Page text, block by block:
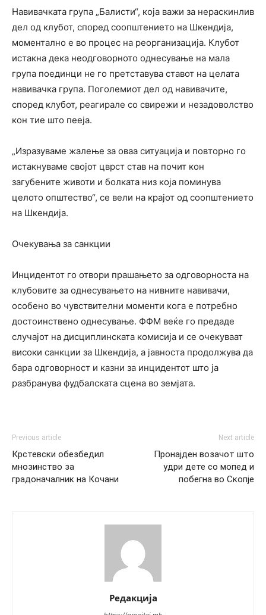
Навивачката група „Балисти“, која важи за нераскинлив
дел од клубот, според соопштението на Шкендија,
моментално е во процес на реорганизација. Клубот
истакна дека неодговорното однесување на мала
група поединци не го претставува ставот на целата
навивачка група. Поголемиот дел од навивачите,
според клубот, реагирале со свирежи и незадоволство
кон тие што пееја.
„Изразуваме жалење за оваа ситуација и повторно го
истакнуваме својот цврст став на почит кон
загубените животи и болката низ која поминува
целото општество“, се вели на крајот од соопштението
на Шкендија.
Очекувања за санкции
Инцидентот го отвори прашањето за одговорноста на
клубовите за однесувањето на нивните навивачи,
особено во чувствителни моменти кога е потребно
достоинствено однесување. ФФМ веќе го предаде
случајот на дисциплинската комисија и се очекуваат
високи санкции за Шкендија, а јавноста продолжува да
бара одговорност и казни за инцидентот што ја
разбранува фудбалската сцена во земјата.
Previous article
Крстевски обезбедил
мнозинство за
градоначалник на Кочани
Next article
Пронајден возачот што
удри дете со мопед и
побегна во Скопје
Редакција